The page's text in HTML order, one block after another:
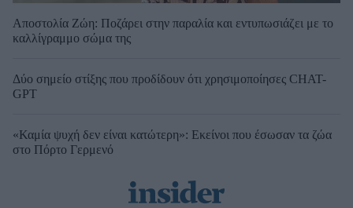
Αποστολία Ζώη: Ποζάρει στην παραλία και εντυπωσιάζει με το
καλλίγραμμο σώμα της
Δύο σημείο στίξης που προδίδουν ότι χρησιμοποίησες CHAT-
GPT
«Καμία ψυχή δεν είναι κατώτερη»: Εκείνοι που έσωσαν τα ζώα
στο Πόρτο Γερμενό